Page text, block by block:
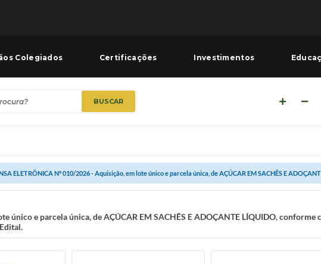
Colegiados Certificações Investimentos
BUSCAR
ELETRÔNICA Nº 010/2026 - Aquisição, em lote único e parcela única, de AÇÚCAR EM SACHÊS E
único e parcela única, de AÇÚCAR EM SACHÊS E ADOÇANTE LÍQUIDO, conforme